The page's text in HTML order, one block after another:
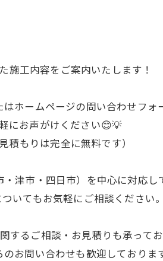
施工内容をご案内いたします！
ホームページの問い合わせフォ
にお声がけください😊💡
積もりは完全に無料です）
津市・四日市）を中心に対応し
いてもお気軽にご相談ください
するご相談・お見積りも承って
お問い合わせも歓迎しておりま